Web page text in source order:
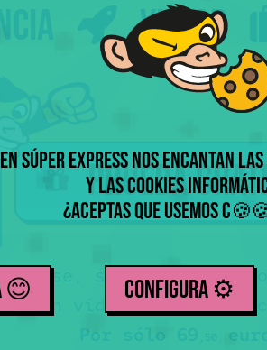
Viajar
Prueba
clase, sin libro, y
con vídeos + tests +
En Súper Express nos encantan
y las cookies
¿Aceptas que usemosc🍪
😊 CONFIGURA ⚙️